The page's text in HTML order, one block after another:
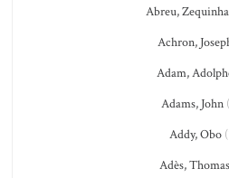
Abreu,
Achron,
Adam,
Adams, John
Addy, Obo
Adès, Thomas